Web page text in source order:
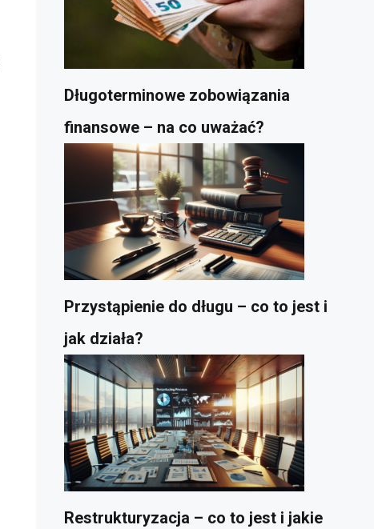
Długoterminowe zobowiązania
finansowe – na co uważać?
Przystąpienie do długu – co to jest i
jak działa?
Restrukturyzacja – co to jest i jakie